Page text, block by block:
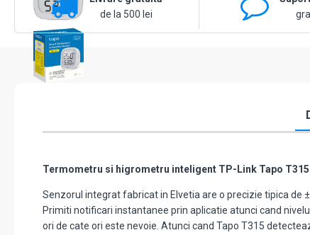
de la 500 lei
Termometru si higrometru inteligent TP-Link Tapo T315
Senzorul integrat fabricat in Elvetia are o precizie tipica de
Primiti notificari instantanee prin aplicatie atunci cand
ori de cate ori este nevoie. Atunci cand Tapo T315